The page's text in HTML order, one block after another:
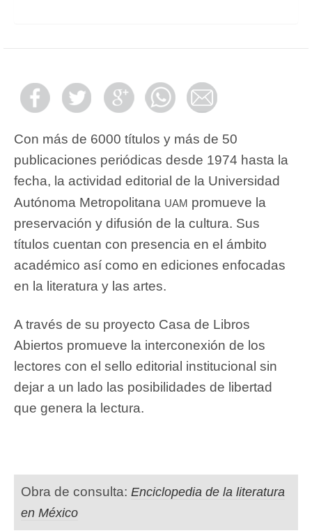
Con más de 6000 títulos y más de 50
publicaciones periódicas desde 1974 hasta la
fecha, la actividad editorial de la Universidad
Autónoma Metropolitana uam promueve la
preservación y difusión de la cultura. Sus
títulos cuentan con presencia en el ámbito
académico así como en ediciones enfocadas
en la literatura y las artes.
A través de su proyecto Casa de Libros
Abiertos promueve la interconexión de los
lectores con el sello editorial institucional sin
dejar a un lado las posibilidades de libertad
que genera la lectura.
Obra de consulta: Enciclopedia de la literatura
en México